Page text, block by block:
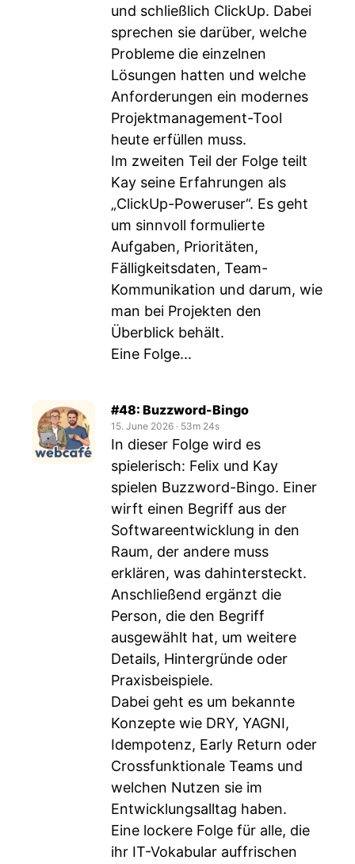
und schließlich ClickUp. Dabei
sprechen sie darüber, welche
Probleme die einzelnen
Lösungen hatten und welche
Anforderungen ein modernes
Projektmanagement-Tool
heute erfüllen muss.
Im zweiten Teil der Folge teilt
Kay seine Erfahrungen als
„ClickUp-Poweruser“. Es geht
um sinnvoll formulierte
Aufgaben, Prioritäten,
Fälligkeitsdaten, Team-
Kommunikation und darum, wie
man bei Projekten den
Überblick behält.
Eine Folge...
#48: Buzzword-Bingo
15. June 2026 ‧ 53m 24s
In dieser Folge wird es
spielerisch: Felix und Kay
spielen Buzzword-Bingo. Einer
wirft einen Begriff aus der
Softwareentwicklung in den
Raum, der andere muss
erklären, was dahintersteckt.
Anschließend ergänzt die
Person, die den Begriff
ausgewählt hat, um weitere
Details, Hintergründe oder
Praxisbeispiele.
Dabei geht es um bekannte
Konzepte wie DRY, YAGNI,
Idempotenz, Early Return oder
Crossfunktionale Teams und
welchen Nutzen sie im
Entwicklungsalltag haben.
Eine lockere Folge für alle, die
ihr IT-Vokabular auffrischen